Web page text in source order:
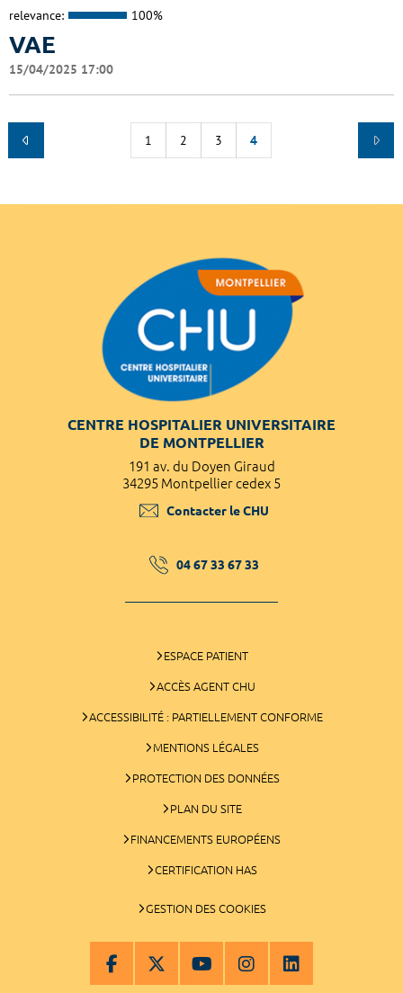
relevance: 100%
VAE
15/04/2025 17:00
1 2 3 4
CENTRE HOSPITALIER UNIVERSITAIRE
DE MONTPELLIER
191 av. du Doyen Giraud
34295 Montpellier cedex 5
Contacter le CHU
04 67 33 67 33
ESPACE PATIENT
ACCÈS AGENT CHU
ACCESSIBILITÉ : PARTIELLEMENT CONFORME
MENTIONS LÉGALES
PROTECTION DES DONNÉES
PLAN DU SITE
FINANCEMENTS EUROPÉENS
CERTIFICATION HAS
GESTION DES COOKIES